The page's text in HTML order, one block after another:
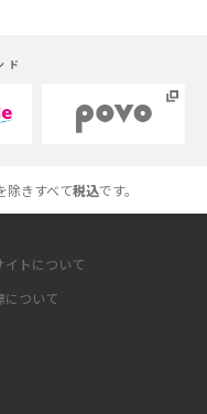
ト、おススメ機種を紹介
・デメリットを詳しく紹介
コツや解除のタイミング・
ド
除きすべて税込です。
イトについて
について